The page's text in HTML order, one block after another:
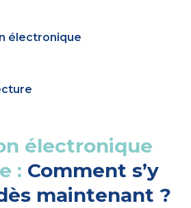
électronique
électronique
: Comment s’y
maintenant ?